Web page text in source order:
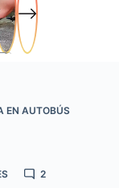
EN AUTOBÚS
2